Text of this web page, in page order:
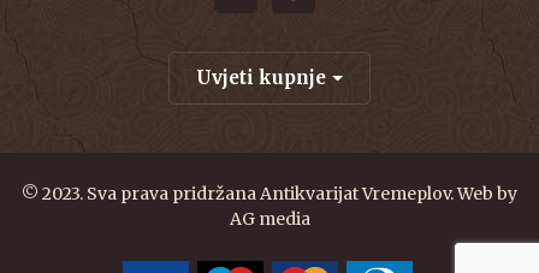
Uvjeti kupnje
© 2023. Sva prava pridržana Antikvarijat Vremeplov. Web by
AG media